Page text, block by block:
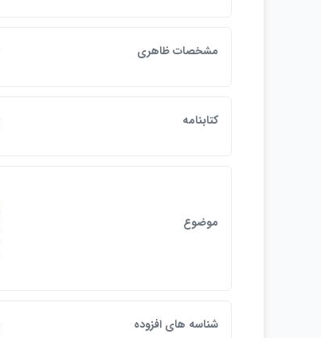
مشخصات ظاهري
كتابنامه
موضوع
شناسه هاي افزوده